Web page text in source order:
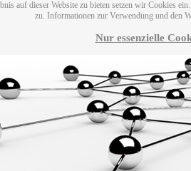
auf dieser Website zu bieten setzen wir Cookies
zu. Informationen zur Verwendung und den
Nur essenzielle